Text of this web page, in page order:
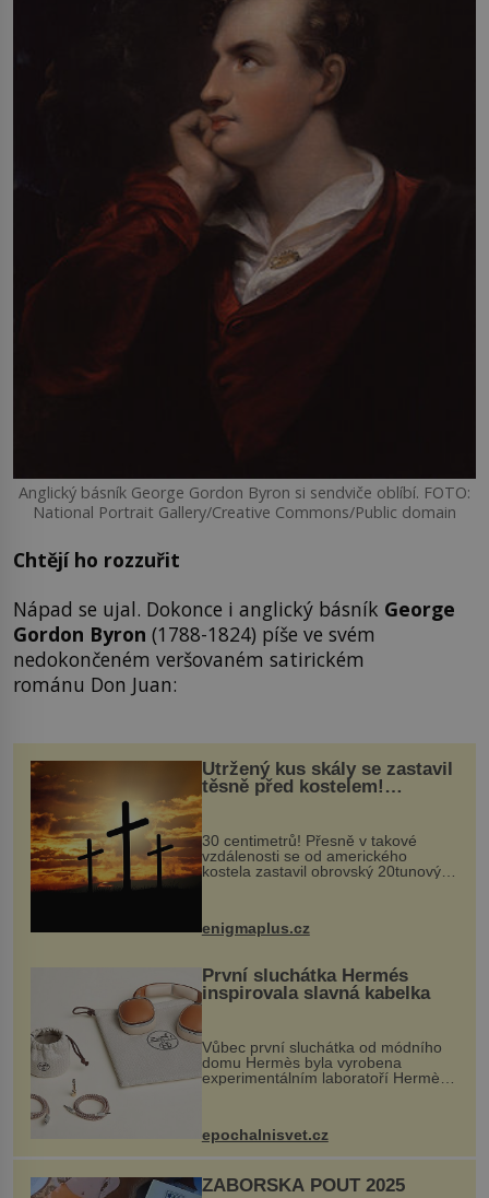
Anglický básník George Gordon Byron si sendviče oblíbí. FOTO:
National Portrait Gallery/Creative Commons/Public domain
Chtějí ho rozzuřit
Nápad se ujal. Dokonce i anglický básník George
Gordon Byron (1788-1824) píše ve svém
nedokončeném veršovaném satirickém
románu Don Juan:
Utržený kus skály se zastavil
těsně před kostelem!
Ochránila ho boží síla?
30 centimetrů! Přesně v takové
vzdálenosti se od amerického
kostela zastavil obrovský 20tunový
...
enigmaplus.cz
První sluchátka Hermés
inspirovala slavná kabelka
Vůbec první sluchátka od módního
domu Hermès byla vyrobena
experimentálním laboratoří Hermès
kovový...
epochalnisvet.cz
ZÁBOŘSKÁ POUŤ 2025